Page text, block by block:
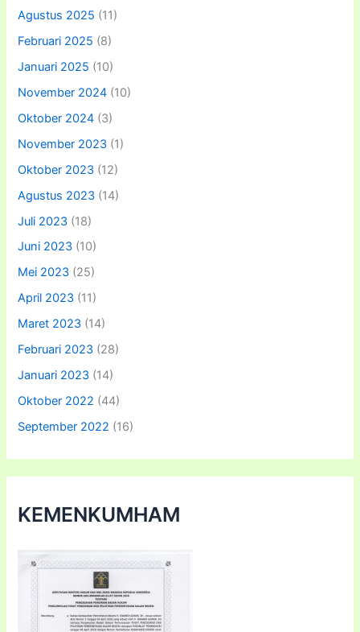
Agustus 2025 (11)
Februari 2025 (8)
Januari 2025 (10)
November 2024 (10)
Oktober 2024 (3)
November 2023 (1)
Oktober 2023 (12)
Agustus 2023 (14)
Juli 2023 (18)
Juni 2023 (10)
Mei 2023 (25)
April 2023 (11)
Maret 2023 (14)
Februari 2023 (28)
Januari 2023 (14)
Oktober 2022 (44)
September 2022 (16)
KEMENKUMHAM